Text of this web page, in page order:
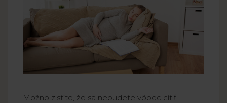
Možno zistíte, že sa nebudete vôbec cítiť